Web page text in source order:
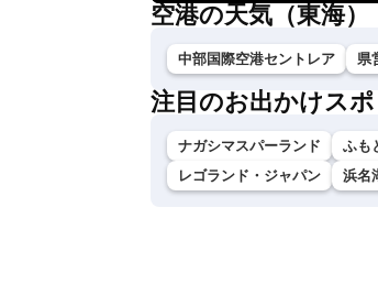
空港の天気（東海）
中部国際空港セントレア 県
注目のお出かけスポ
ナガシマスパーランド ふも
レゴランド・ジャパン
浜名